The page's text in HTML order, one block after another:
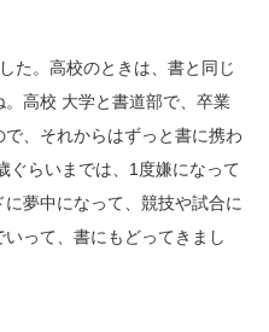
た。高校のときは、書と同じ
高校 大学と書道部で、卒業
、それからはずっと書に携わ
ぐらいまでは、1度嫌になって
夢中になって、競技や試合に
って、書にもどってきまし